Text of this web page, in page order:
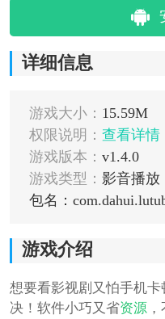
详细信息
游戏大小： 15.59M
权限说明： 查看详情
游戏版本： v1.4.0
游戏类型： 影音播放
包名：
游戏介绍
想要看影视剧又怕手机卡
决！软件小巧又省资源，